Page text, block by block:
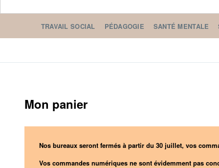
TRAVAIL SOCIAL PÉDAGOGIE SANTÉ MENTALE
Mon panier
Nos bureaux seront fermés à partir du 30 juillet, vos
Vos commandes numériques ne sont évidemment pas